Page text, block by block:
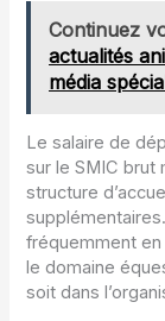
Continuez
actualités
média
Le salaire de
sur le SMIC brut
structure
fréquemment
le domaine
soit dans